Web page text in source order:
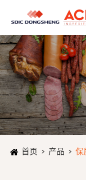
首页 产品 保